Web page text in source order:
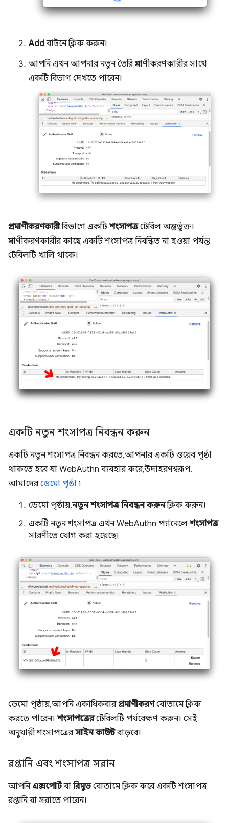
Addবাটনে ক্লিক করুন।
আপনি এখন আপনার নতুন তৈরি প্রমাণীকরণকারীর সাথে
একটি বিভাগ দেখতে পারেন।
প্রমাণীকরণকারীবিভাগে একটিশংসাপত্রটেবিল অন্তর্ভুক্ত।
প্রমাণীকরণকারীর কাছে একটি শংসাপত্র নিবন্ধিত না হওয়া পর্যন্ত
টেবিলটি খালি থাকে।
একটি নতুন শংসাপত্র নিবন্ধন করুন
একটি নতুন শংসাপত্র নিবন্ধন করতে, আপনার একটি ওয়েব পৃষ্ঠা
থাকতে হবে যা WebAuthn ব্যবহার করে, উদাহরণস্বরূপ,
আমাদেরডেমো পৃষ্ঠা ৷
ডেমো পৃষ্ঠায়,নতুন শংসাপত্র নিবন্ধন করুনক্লিক করুন।
একটি নতুন শংসাপত্র এখন WebAuthn প্যানেলেশংসাপত্র
সারণীতে যোগ করা হয়েছে।
ডেমো পৃষ্ঠায়, আপনি একাধিকবারপ্রমাণীকরণবোতামে ক্লিক
করতে পারেন।শংসাপত্রেরটেবিলটি পর্যবেক্ষণ করুন। সেই
অনুযায়ী শংসাপত্রেরসাইন কাউন্টবাড়বে।
রপ্তানি এবং শংসাপত্র সরান
আপনি এক্সপোর্টবারিমুভবোতামে ক্লিক করে একটি শংসাপত্র
রপ্তানি বা সরাতে পারেন।